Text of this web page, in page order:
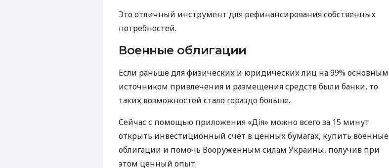
Это отличный инструмент для рефинансирования собственных
потребностей.
Военные облигации
Если раньше для физических и юридических лиц на 99% основным
источником привлечения и размещения средств были банки, то
таких возможностей стало гораздо больше.
Сейчас с помощью приложения «Дія» можно всего за 15 минут
открыть инвестиционный счет в ценных бумагах, купить военные
облигации и помочь Вооруженным силам Украины, получив при
этом ценный опыт.